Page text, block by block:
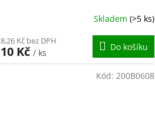
Skladem (>5 ks)
8,26 Kč bez DPH
10 Kč / ks
Do košíku
Kód: 200B0608